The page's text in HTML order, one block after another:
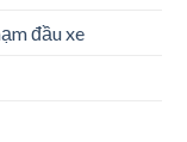
đầu xe